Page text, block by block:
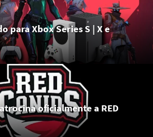
para Xbox Series S | X e
oficialmente a RED